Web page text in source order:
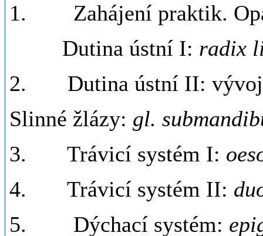
1. Zahájení praktik.
Dutina ústní I: radix
2. Dutina ústní II: vývoj
Slinné žlázy: gl.
3. Trávicí systém I:
4. Trávicí systém II:
5. Dýchací systém: